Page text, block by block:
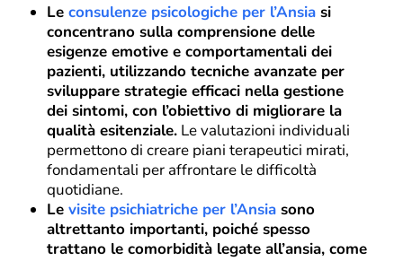
Le consulenze psicologiche per l’Ansia si
concentrano sulla comprensione delle
esigenze emotive e comportamentali dei
pazienti, utilizzando tecniche avanzate per
sviluppare strategie efficaci nella gestione
dei sintomi, con l’obiettivo di migliorare la
qualità esitenziale. Le valutazioni individuali
permettono di creare piani terapeutici mirati,
fondamentali per affrontare le difficoltà
quotidiane.
Le visite psichiatriche per l’Ansia sono
altrettanto importanti, poiché spesso
trattano le comorbidità legate all’ansia, come